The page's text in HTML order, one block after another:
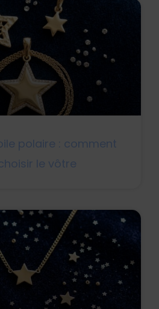
polaire : comment
le vôtre